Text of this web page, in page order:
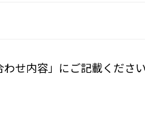
せ内容」にご記載くださ